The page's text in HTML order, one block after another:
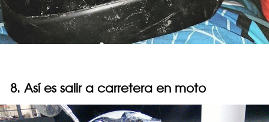
8. Así es salir a carretera en moto